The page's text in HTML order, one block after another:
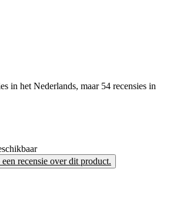
in het Nederlands, maar 54 recensies in
recensie over dit product.